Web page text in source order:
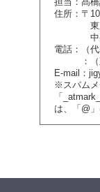
住所：〒
東京都
中央合
電話：（
：（直
E-mail：
※スパムメ
「
は、「@